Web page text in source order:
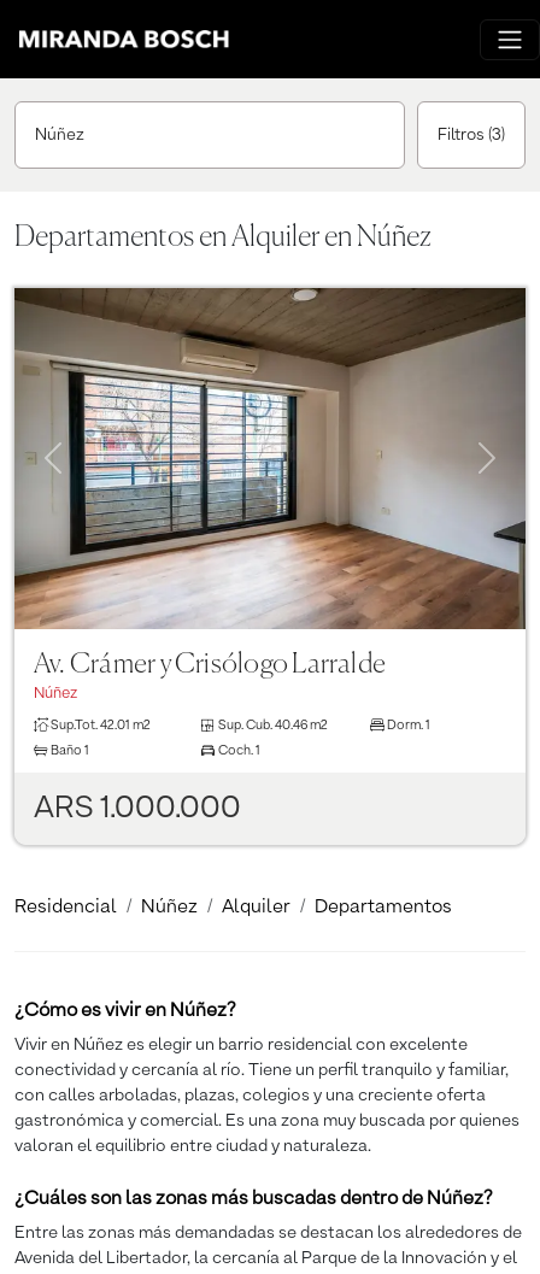
Núñez Filtros (3)
Departamentos en Alquiler en Núñez
Previous
Av. Crámer y Crisólogo Larralde
Núñez
Sup.Tot. 42.01 m2 Sup. Cub. 40.46 m2 Dorm. 1
Baño 1 Coch. 1
ARS 1.000.000
Residencial Núñez Alquiler Departamentos
¿Cómo es vivir en Núñez?
Vivir en Núñez es elegir un barrio residencial con excelente
conectividad y cercanía al río. Tiene un perfil tranquilo y familiar,
con calles arboladas, plazas, colegios y una creciente oferta
gastronómica y comercial. Es una zona muy buscada por quienes
valoran el equilibrio entre ciudad y naturaleza.
¿Cuáles son las zonas más buscadas dentro de Núñez?
Entre las zonas más demandadas se destacan los alrededores de
Avenida del Libertador, la cercanía al Parque de la Innovación y el